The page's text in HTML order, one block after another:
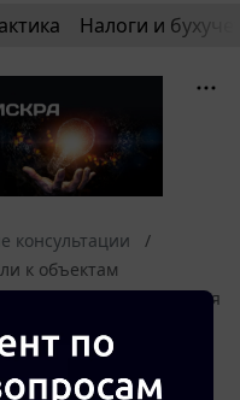
Налоги и
консультации
к объектам
(ЛЭП), проложенная
к
для
печей)?